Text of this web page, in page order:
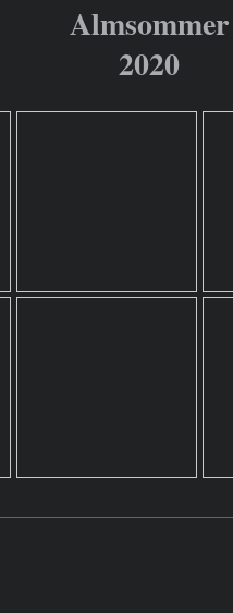
Almsommer
2020